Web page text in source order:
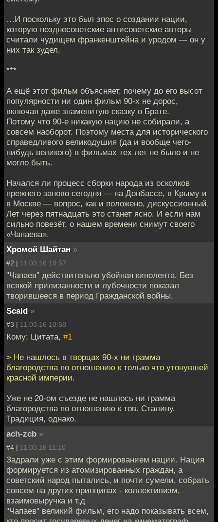
…И поскольку это был эпос о создании нации,
которую позднесоветские антисоветские авторы
считали чудищем франкенштейна и уродом — он у
них так зудел.
***
А ещё этот фильм объясняет, почему до его высот
популярности ни один фильм 90-х не дорос,
включая даже знаменитую сказку о Брате.
Потому что 90-е никакую нацию не собирали, а
совсем наоборот. Поэтому места для исторического
справедливого великодушия (да и вообще чего-
нибудь великого) в фильмах тех лет не было и не
могло быть.
Начался ли процесс сборки народа из осколков
прежнего заново сегодня — на Донбассе, в Крыму и
в Москве — вопрос, как и положено, дискуссионный.
Лет через пятнадцать это станет ясно. И если нам
сильно повезёт, о нашем времени снимут своего
«Чапаева».
Хромой Шайтан »
#2 | 11.03.16 10:57
"Чапаев" действительно убойная кинолента. Без
всякой прилизанности и лубочности показал
творившееся в период Гражданской войны.
Scald »
#3 | 11.03.16 10:58
Кому: Цитата, #1
> Не нашлось в творцах 90-х ни грамма
благородства по отношению к только что утонувшей
красной империи.
Уже не 20-ом съезде не нашлось ни грамма
благородства по отношению к тов. Сталину.
Традиция, однако.
ach-zcb »
#4 | 11.03.16 11:10
Задрали уже с этим формированием нации. Нация
формируется из атомизированных граждан, а
советский народ пытались, и почти сумели, собрать
совсем на других принципах - коллективизм,
взаимовыручка и т.д
"Чапаев" великий фильм, его надо показывать всем,